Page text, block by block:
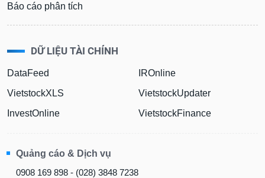
Báo cáo phân tích
DỮ LIỆU TÀI CHÍNH
DataFeed
VietstockXLS
InvestOnline
IROnline
VietstockUpdater
VietstockFinance
Quảng cáo & Dịch vụ
0908 169 898 - (028) 3848 7238